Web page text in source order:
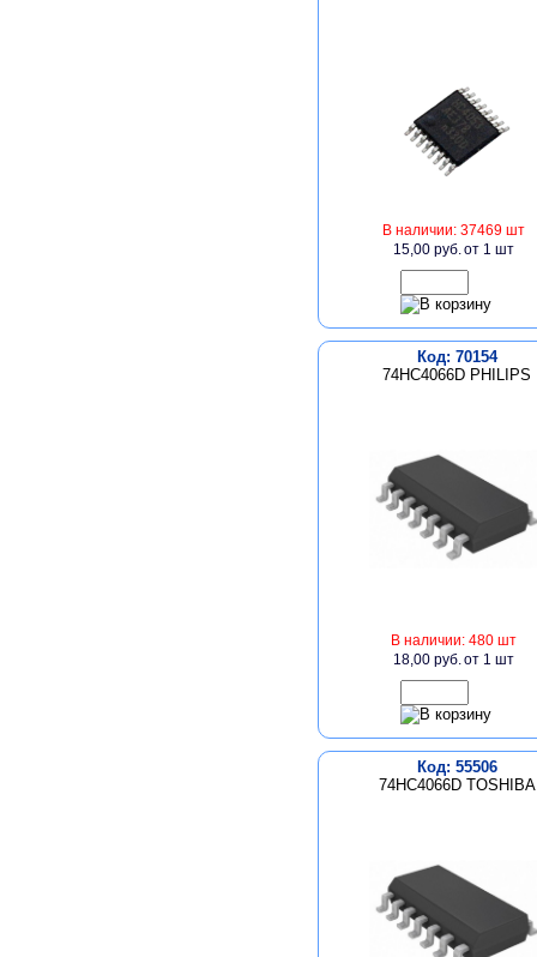
В наличии: 37469 шт
15,00 руб.от 1 шт
Код: 70154
74HC4066D PHILIPS
В наличии: 480 шт
18,00 руб.от 1 шт
Код: 55506
74HC4066D TOSHIBA